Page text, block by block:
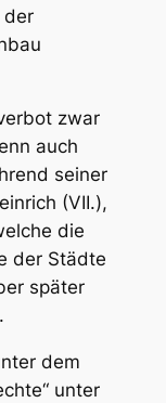
der
zwar
auch
seiner
(VII.),
die
der Städte
später
dem
unter